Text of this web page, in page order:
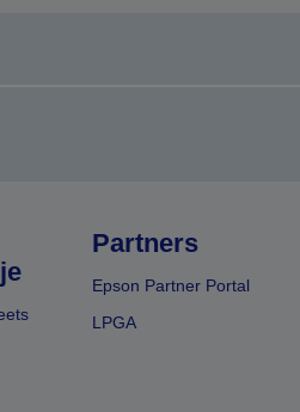
Partners
Epson Partner Portal
LPGA